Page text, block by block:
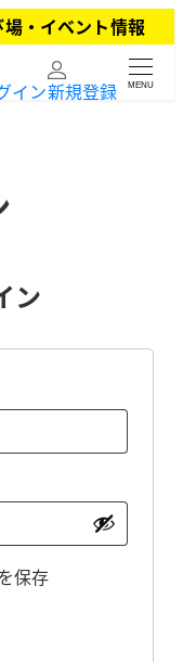
・イベント情報
イン新規登録 MENU
ン
保存